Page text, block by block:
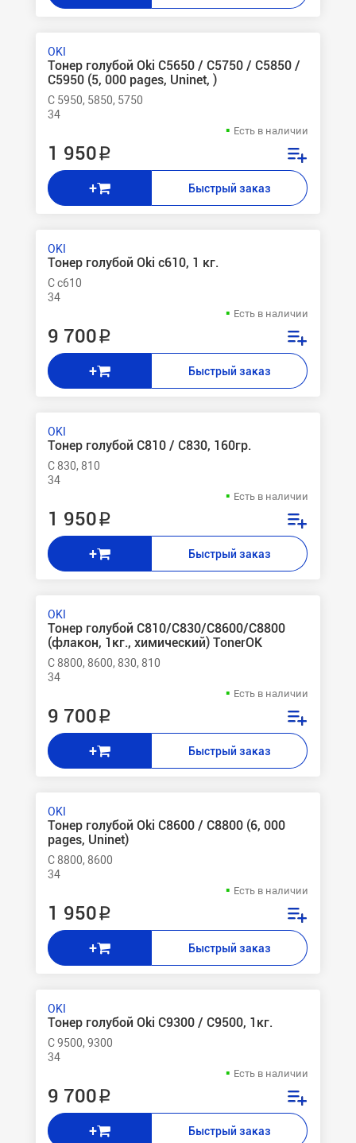
OKI
Тонер голубой Oki C5650 / C5750 / C5850 /
C5950 (5, 000 pages, Uninet, )
C 5950, 5850, 5750
34
Есть в наличии
1 950 ₽
+ Быстрый заказ
OKI
Тонер голубой Oki c610, 1 кг.
C c610
34
Есть в наличии
9 700 ₽
+ Быстрый заказ
OKI
Тонер голубой C810 / C830, 160гр.
C 830, 810
34
Есть в наличии
1 950 ₽
+ Быстрый заказ
OKI
Тонер голубой C810/C830/C8600/C8800
(флакон, 1кг., химический) TonerOK
C 8800, 8600, 830, 810
34
Есть в наличии
9 700 ₽
+ Быстрый заказ
OKI
Тонер голубой Oki C8600 / C8800 (6, 000
pages, Uninet)
C 8800, 8600
34
Есть в наличии
1 950 ₽
+ Быстрый заказ
OKI
Тонер голубой Oki C9300 / C9500, 1кг.
C 9500, 9300
34
Есть в наличии
9 700 ₽
+ Быстрый заказ